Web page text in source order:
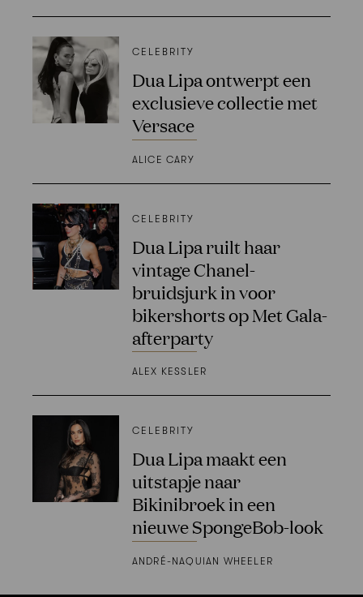
CELEBRITY
Dua Lipa ontwerpt een
exclusieve collectie met
Versace
ALICE CARY
CELEBRITY
Dua Lipa ruilt haar
vintage Chanel-
bruidsjurk in voor
bikershorts op Met Gala-
afterparty
ALEX KESSLER
CELEBRITY
Dua Lipa maakt een
uitstapje naar
Bikinibroek in een
nieuwe SpongeBob-look
ANDRÉ-NAQUIAN WHEELER